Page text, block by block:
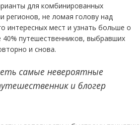
для комбинированных
регионов, не ломая голову над
интересных мест и узнать больше о
40% путешественников, выбравших
и снова.
самые невероятные
и блогер